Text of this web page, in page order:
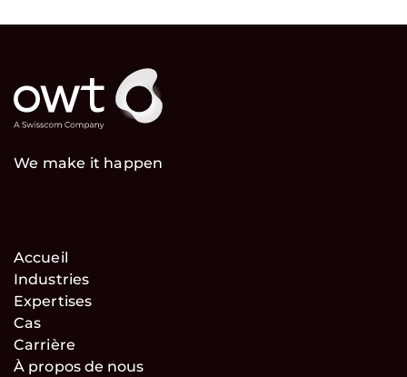
We make it happen
Accueil
Industries
Expertises
Cas
Carrière
À propos de nous